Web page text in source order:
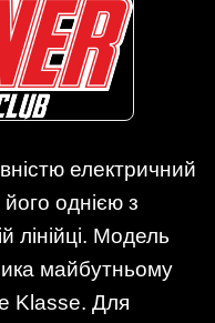
електричний
однією з
лінійці. Модель
майбутньому
Klasse. Для